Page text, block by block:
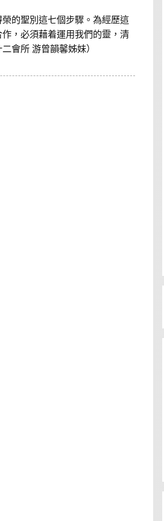
的聖別這七個步驟。為經歷這
，必須藉着運用我們的靈，清
會所 游曾韻馨姊妹）